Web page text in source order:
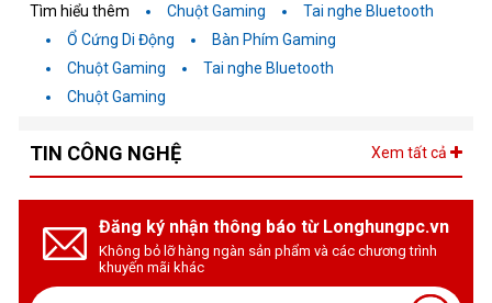
Tìm hiểu thêm Chuột Gaming
Tai nghe Bluetooth
Ổ Cứng Di Động
Bàn Phím Gaming
Chuột Gaming
Tai nghe Bluetooth
Chuột Gaming
TIN CÔNG NGHỆ Xem tất cả
Đăng ký nhận thông báo từ Longhungpc.vn
Không bỏ lỡ hàng ngàn sản phẩm và các chương trình
khuyến mãi khác